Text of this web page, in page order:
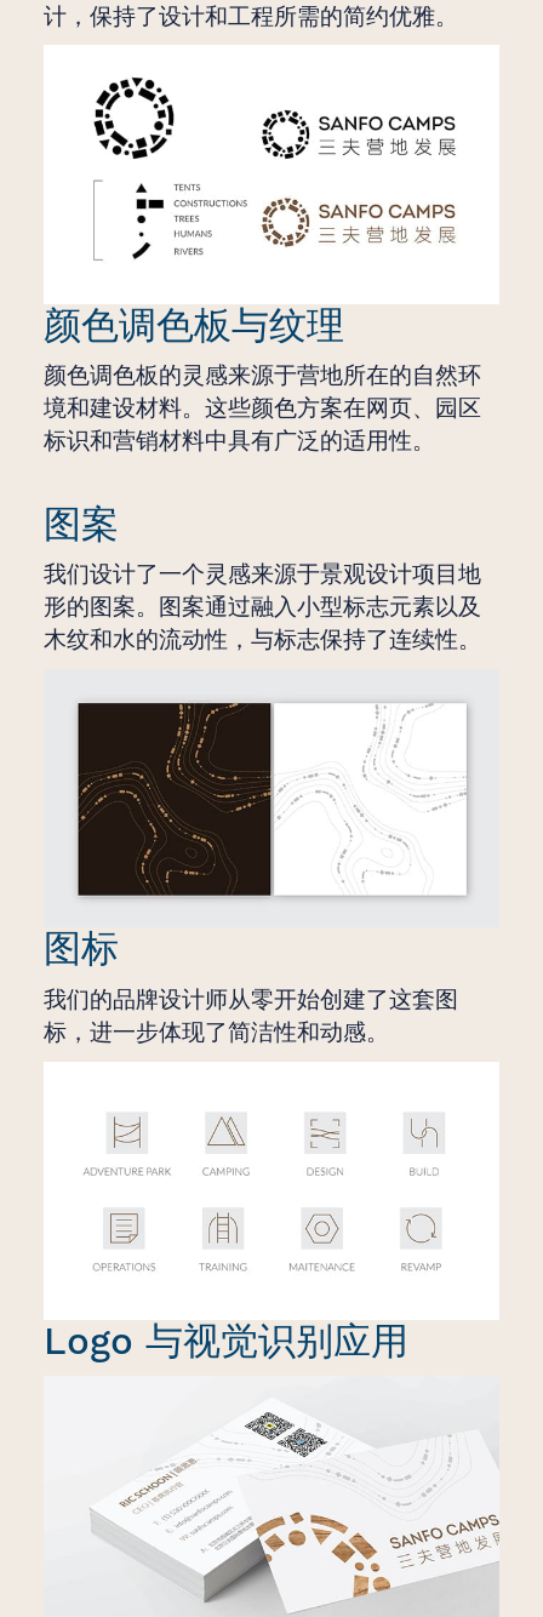
计，保持了设计和工程所需的简约优雅。
颜色调色板与纹理
颜色调色板的灵感来源于营地所在的自然环
境和建设材料。这些颜色方案在网页、园区
标识和营销材料中具有广泛的适用性。
图案
我们设计了一个灵感来源于景观设计项目地
形的图案。图案通过融入小型标志元素以及
木纹和水的流动性，与标志保持了连续性。
图标
我们的品牌设计师从零开始创建了这套图
标，进一步体现了简洁性和动感。
Logo 与视觉识别应用